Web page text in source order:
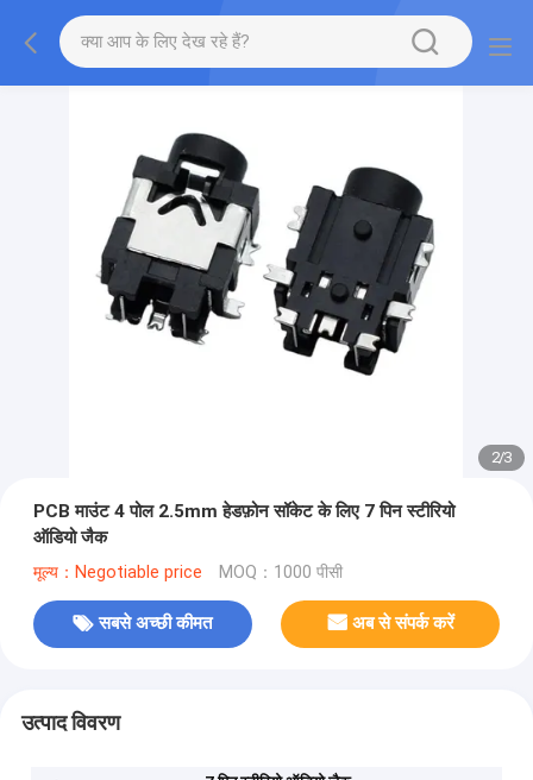
2/3
PCB माउंट 4 पोल 2.5mm हेडफ़ोन सॉकेट के लिए 7 पिन स्टीरियो
ऑडियो जैक
मूल्य：Negotiable price MOQ：1000 पीसी
सबसे अच्छी कीमत अब से संपर्क करें
उत्पाद विवरण